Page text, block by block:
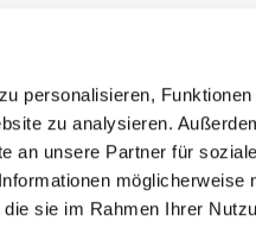
personalisieren,
zu analysieren.
an unsere Partner für
möglicherweise
sie im Rahmen Ihrer